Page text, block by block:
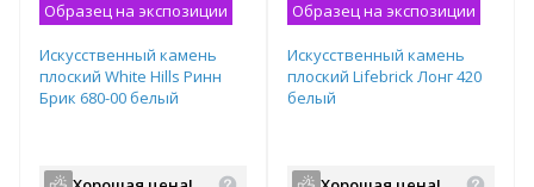
Образец на экспозиции
Искусственный камень
плоский White Hills Ринн
Брик 680-00 белый
Образец на экспозиции
Искусственный камень
плоский Lifebrick Лонг 420
белый